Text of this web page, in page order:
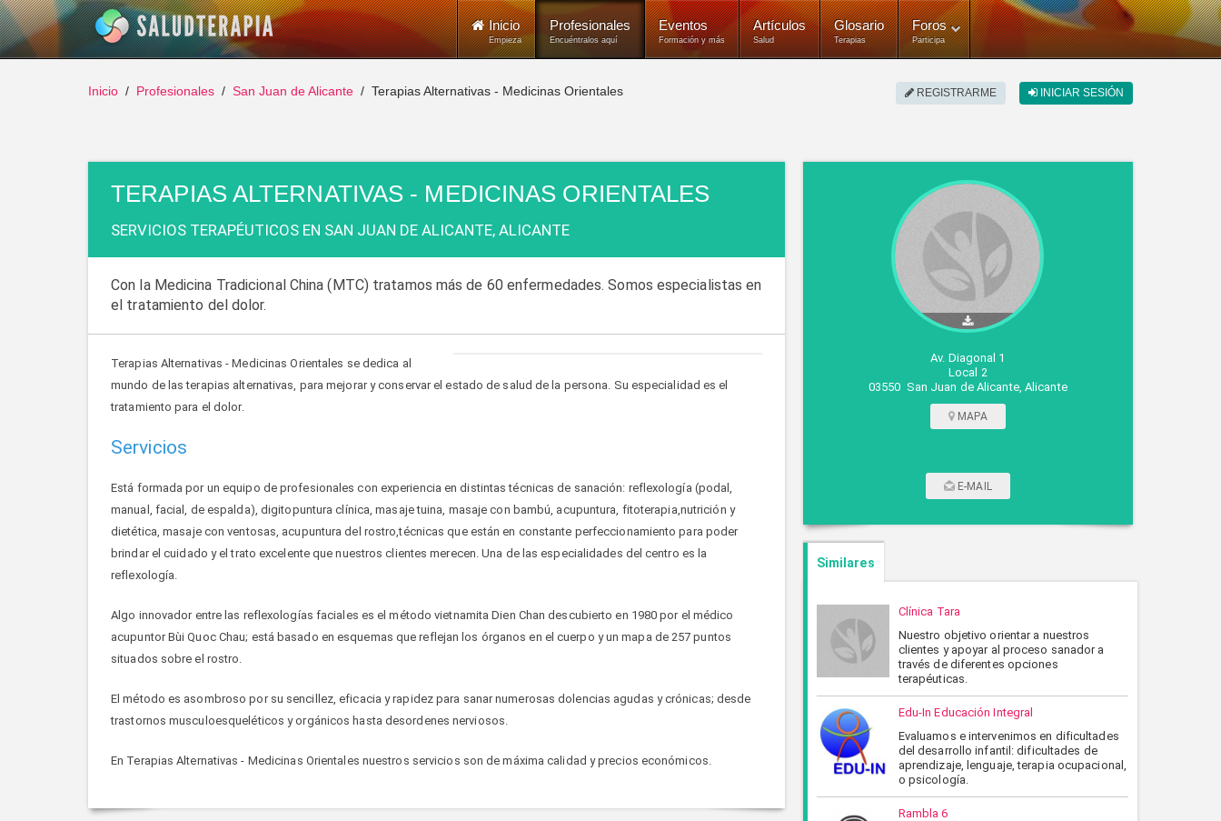
Inicio
Empieza
Profesionales
Encuéntralos aquí
Eventos
Formación y más
Artículos
Salud
Glosario
Terapias
Foros
Participa
REGISTRARME INICIAR SESIÓN
Inicio Profesionales San Juan de Alicante Terapias Alternativas - Medicinas Orientales
TERAPIAS ALTERNATIVAS - MEDICINAS ORIENTALES
SERVICIOS TERAPÉUTICOS EN SAN JUAN DE ALICANTE, ALICANTE
Con la Medicina Tradicional China (MTC) tratamos más de 60 enfermedades. Somos especialistas en
el tratamiento del dolor.
Terapias Alternativas - Medicinas Orientales se dedica al
mundo de las terapias alternativas, para mejorar y conservar el estado de salud de la persona. Su especialidad es el
tratamiento para el dolor.
Servicios
Está formada por un equipo de profesionales con experiencia en distintas técnicas de sanación: reflexología (podal,
manual, facial, de espalda), digitopuntura clínica, masaje tuina, masaje con bambú, acupuntura, fitoterapia,nutrición y
dietética, masaje con ventosas, acupuntura del rostro,técnicas que están en constante perfeccionamiento para poder
brindar el cuidado y el trato excelente que nuestros clientes merecen. Una de las especialidades del centro es la
reflexología.
Algo innovador entre las reflexologías faciales es el método vietnamita Dien Chan descubierto en 1980 por el médico
acupuntor Bùi Quoc Chau; está basado en esquemas que reflejan los órganos en el cuerpo y un mapa de 257 puntos
situados sobre el rostro.
El método es asombroso por su sencillez, eficacia y rapidez para sanar numerosas dolencias agudas y crónicas; desde
trastornos musculoesqueléticos y orgánicos hasta desordenes nerviosos.
En Terapias Alternativas - Medicinas Orientales nuestros servicios son de máxima calidad y precios económicos.
Av. Diagonal 1
Local 2
03550 San Juan de Alicante, Alicante
MAPA
E-MAIL
ENVIAR CANCELAR
Similares
Clínica Tara
Nuestro objetivo orientar a nuestros
clientes y apoyar al proceso sanador a
través de diferentes opciones
terapéuticas.
Edu-In Educación Integral
Evaluamos e intervenimos en dificultades
del desarrollo infantil: dificultades de
aprendizaje, lenguaje, terapia ocupacional,
o psicología.
Rambla 6